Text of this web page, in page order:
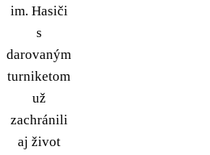
im. Hasiči
s
darovaným
turniketom
už
zachránili
aj život